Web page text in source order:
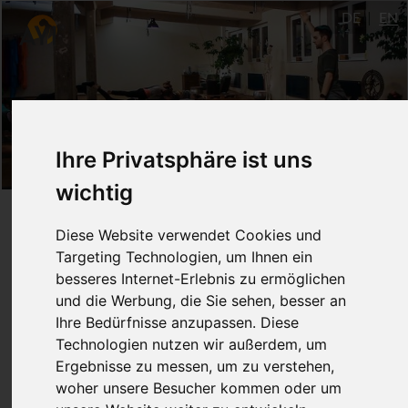
Ihre Privatsphäre ist uns
wichtig
Diese Website verwendet Cookies und
Targeting Technologien, um Ihnen ein
besseres Internet-Erlebnis zu ermöglichen
und die Werbung, die Sie sehen, besser an
Ihre Bedürfnisse anzupassen. Diese
Technologien nutzen wir außerdem, um
Ergebnisse zu messen, um zu verstehen,
woher unsere Besucher kommen oder um
DE EN
Fit und gesund mit Yoga
2.-30.8.2018
Ulm
Patrick Albus